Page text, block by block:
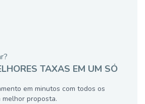
TAXAS EM UM SÓ
em minutos com todos os
proposta.